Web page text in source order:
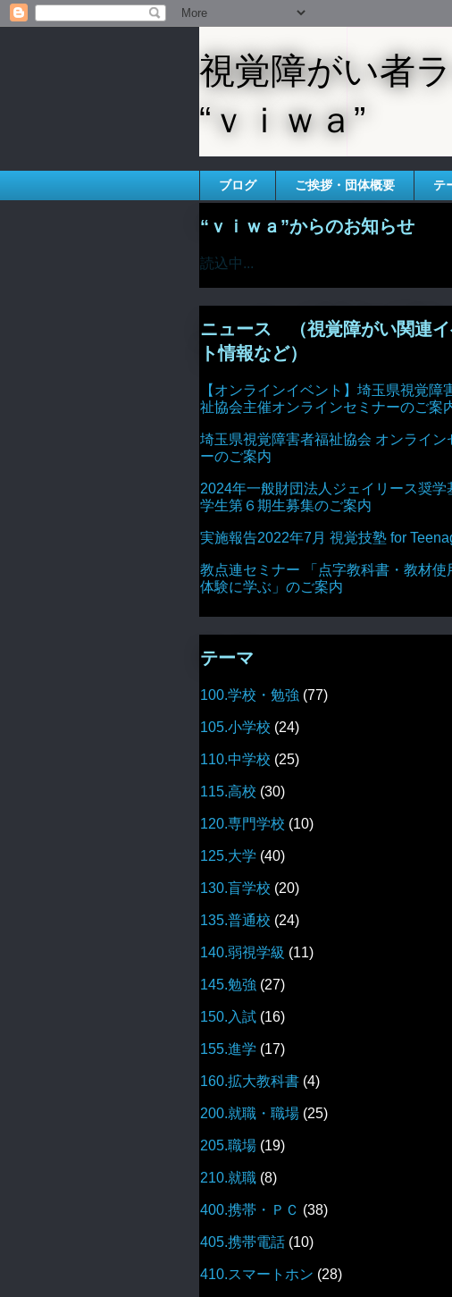
視覚障がい者
“ｖｉｗａ”
ブログ ご挨拶・団体概要 テ
“ｖｉｗａ”からのお知らせ
読込中...
ニュース （視覚障がい関連イ
ト情報など）
【オンラインイベント】埼玉県視覚障
祉協会主催オンラインセミナーのご案
埼玉県視覚障害者福祉協会 オンライン
ーのご案内
2024年一般財団法人ジェイリース奨学
学生第６期生募集のご案内
実施報告2022年7月 視覚技塾 for
教点連セミナー 「点字教科書・教材使
体験に学ぶ」のご案内
テーマ
100.学校・勉強 (77)
105.小学校 (24)
110.中学校 (25)
115.高校 (30)
120.専門学校 (10)
125.大学 (40)
130.盲学校 (20)
135.普通校 (24)
140.弱視学級 (11)
145.勉強 (27)
150.入試 (16)
155.進学 (17)
160.拡大教科書 (4)
200.就職・職場 (25)
205.職場 (19)
210.就職 (8)
400.携帯・ＰＣ (38)
405.携帯電話 (10)
410.スマートホン (28)